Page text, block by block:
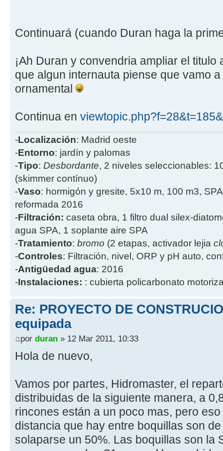
Continuará (cuando Duran haga la
¡Ah Duran y convendria ampliar el titulo
que algun internauta piense que vamo
ornamental
Continua en
-Localización: Madrid oeste
-Entorno: jardín y palomas
-Tipo: Desbordante, 2 niveles seleccionables:
(skimmer contínuo)
-Vaso: hormigón y gresite, 5x10 m, 100 m3,
reformada 2016
-Filtración: caseta obra, 1 filtro dual silex-
agua SPA, 1 soplante aire SPA
-Tratamiento: bromo (2 etapas, activador lejia
-Controles: Filtración, nivel, ORP y pH auto,
-Antigüedad agua: 2016
-Instalaciones: : cubierta policarbonato
Re: PROYECTO DE
equipada
por duran » 12 Mar 2011, 10:33
Hola de nuevo,
Vamos por partes, Hidromaster, el
distribuidas de la siguiente manera, a
rincones están a un poco mas, pero
distancia que hay entre boquillas son
solaparse un 50%. Las boquillas son la